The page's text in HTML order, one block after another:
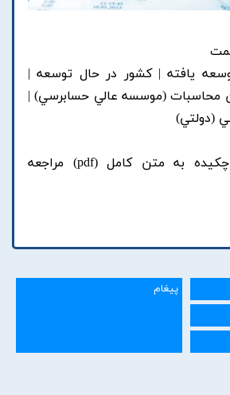
يافته | کشور در حال توسعه |
محاسبات (موسسه عالي حسابرسي) |
(دولتي)
لطفا براي مشاهده چکيده به متن کامل (pdf) مراجعه